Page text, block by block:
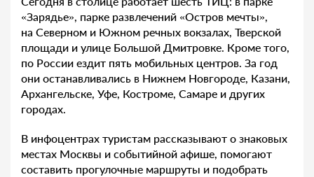
«Зарядье», парке развлечений «Остров мечты»,
на Северном и Южном речных вокзалах, Тверской
площади и улице Большой Дмитровке. Кроме того,
по России ездит пять мобильных центров. За год
они останавливались в Нижнем Новгороде, Казани,
Архангельске, Уфе, Костроме, Самаре и других
городах.
В инфоцентрах туристам рассказывают о знаковых
местах Москвы и событийной афише, помогают
составить прогулочные маршруты и подобрать